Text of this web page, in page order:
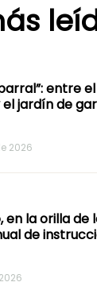
entre
jardín de
2026
en la orilla de
de